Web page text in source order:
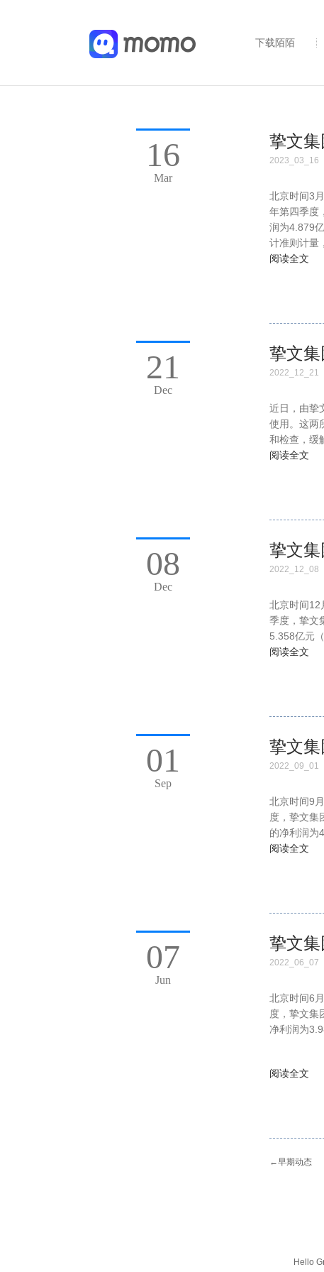
下载陌陌
16
Mar
挚文
2023_03_16
北京时间3
年第四季度
润为4.879
计准则计量
阅读全文
21
Dec
挚文
2022_12_21
近日，由挚
使用。这两
和检查，缓
阅读全文
08
Dec
挚文
2022_12_08
北京时间12
季度，挚文
5.358亿元
阅读全文
01
Sep
挚文
2022_09_01
北京时间9
度，挚文集
的净利润为
阅读全文
07
Jun
挚文
2022_06_07
北京时间6
度，挚文集
净利润为
阅读全文
←早期动态
Hello